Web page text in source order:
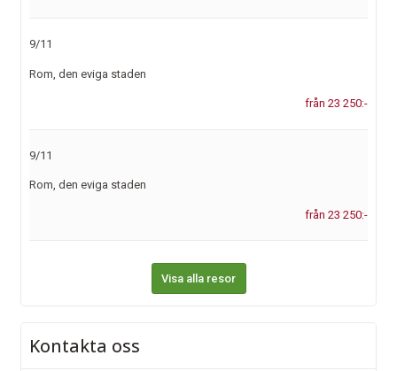
9/11
Rom, den eviga staden
från 23 250:-
9/11
Rom, den eviga staden
från 23 250:-
Visa alla resor
Kontakta oss